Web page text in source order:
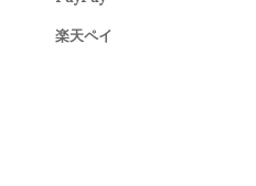
楽天ペイ